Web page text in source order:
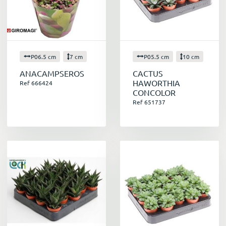
succulentes.
P06.5 cm 7 cm
ANACAMPSEROS
Ref 666424
P05.5 cm 10 cm
CACTUS
HAWORTHIA
CONCOLOR
Ref 651737